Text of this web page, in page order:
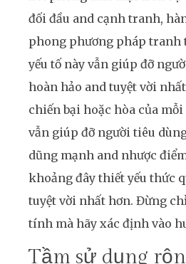
đối đầu and cạnh tranh,
phong phương pháp tranh
yếu tố này vẫn giúp đỡ
hoàn hảo and tuyệt vời
chiến bại hoặc hòa của
vẫn giúp đỡ người tiêu
dũng mạnh and nhược
khoảng đây thiết yếu thức
tuyệt vời nhất hơn. Đừng
tính mà hãy xác định vào
Tầm sử dụng